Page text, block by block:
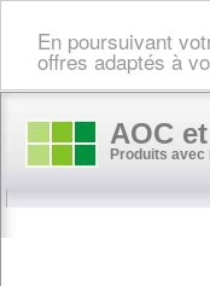
En poursuivant
offres adaptés à
AOC
Produits avec